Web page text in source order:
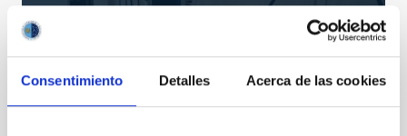
Consentimiento Detalles Acerca de las cookies